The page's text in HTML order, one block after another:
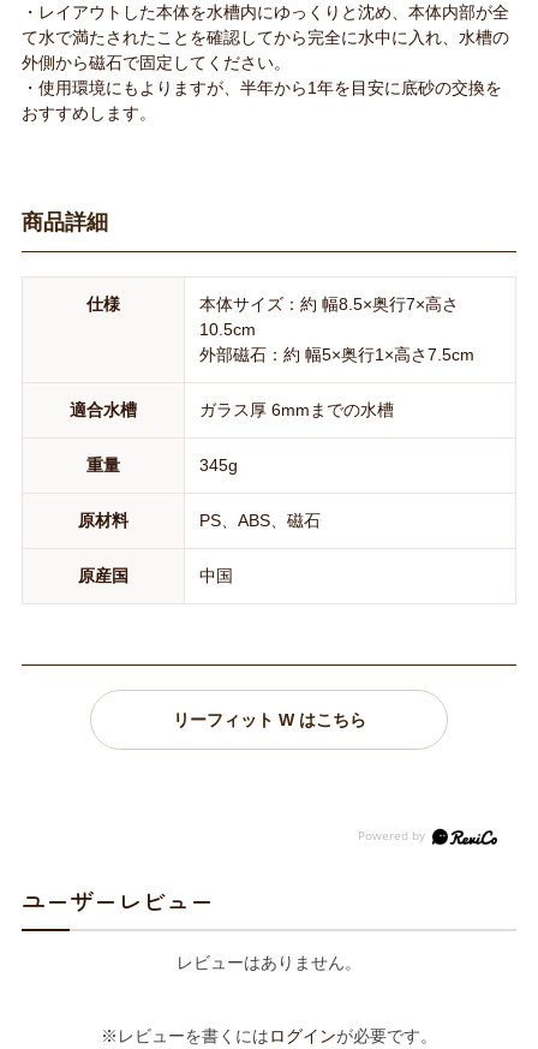
・レイアウトした本体を水槽内にゆっくりと沈め、本体内部が全
て水で満たされたことを確認してから完全に水中に入れ、水槽の
外側から磁石で固定してください。
・使用環境にもよりますが、半年から1年を目安に底砂の交換を
おすすめします。
商品詳細
仕様
本体サイズ：約 幅8.5×奥行7×高さ
10.5cm
外部磁石：約 幅5×奥行1×高さ7.5cm
適合水槽 ガラス厚 6mmまでの水槽
重量 345g
原材料 PS、ABS、磁石
原産国 中国
リーフィット W はこちら
ユーザーレビュー
レビューはありません。
※レビューを書くにはログインが必要です。